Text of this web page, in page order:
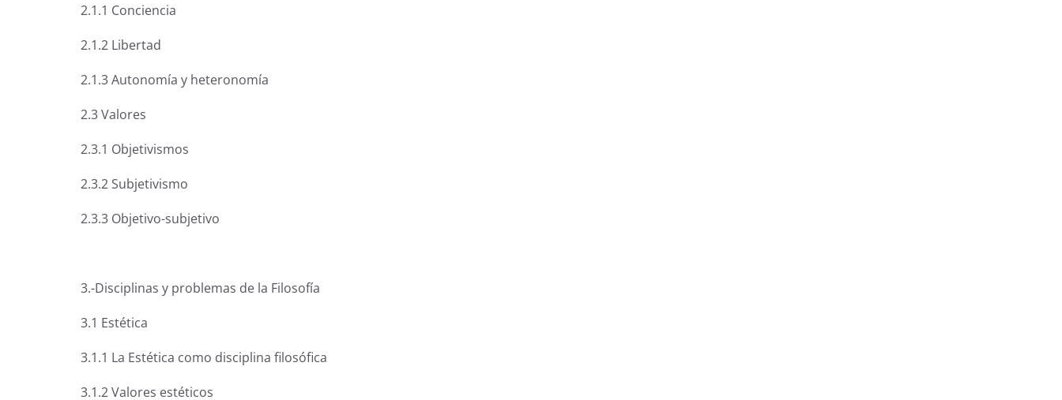
2.1.1 Conciencia
2.1.2 Libertad
2.1.3 Autonomía y heteronomía
2.3 Valores
2.3.1 Objetivismos
2.3.2 Subjetivismo
2.3.3 Objetivo-subjetivo
3.-Disciplinas y problemas de la Filosofía
3.1 Estética
3.1.1 La Estética como disciplina filosófica
3.1.2 Valores estéticos